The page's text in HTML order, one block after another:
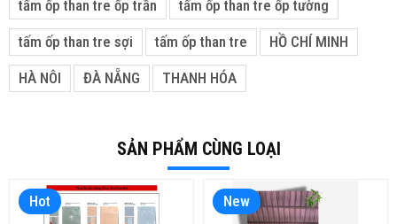
tấm ốp than tre ốp trần tấm ốp than tre ốp tường
tấm ốp than tre sợi tấm ốp than tre HỒ CHÍ MINH
HÀ NÔI ĐÀ NẴNG THANH HÓA
SẢN PHẨM CÙNG LOẠI
Hot New